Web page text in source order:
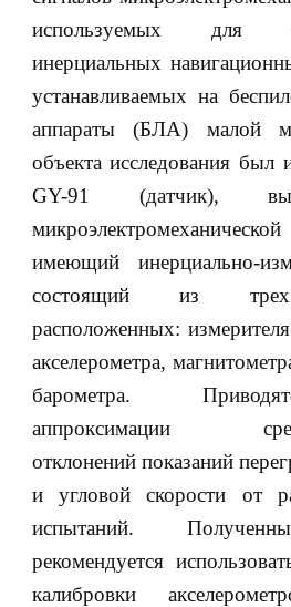
используемых для
инерциальных
устанавливаемых на
аппараты (БЛА) малой
объекта исследования был
GY-91 (датчик),
имеющий инерциально-
состоящий из трех
расположенных:
акселерометра,
барометра.
аппроксимации
отклонений показаний
и угловой скорости от
испытаний.
рекомендуется
калибровки